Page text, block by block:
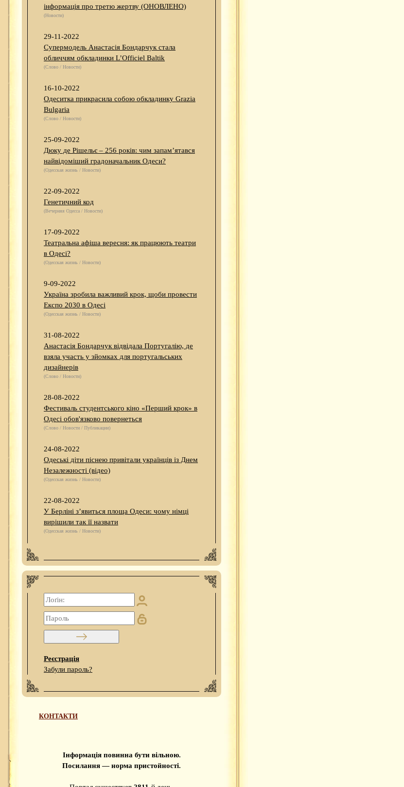
інформація про третю жертву (ОНОВЛЕНО)
(Новости)
29-11-2022
Супермодель Анастасія Бондарчук стала
обличчям обкладинки L’Officiel Baltik
(Слово / Новости)
16-10-2022
Одеситка прикрасила собою обкладинку Grazia
Bulgaria
(Слово / Новости)
25-09-2022
Дюку де Рішельє – 256 років: чим запам’ятався
найвідоміший градоначальник Одеси?
(Одесская жизнь / Новости)
22-09-2022
Генетичний код
(Вечерняя Одесса / Новости)
17-09-2022
Театральна афіша вересня: як працюють театри
в Одесі?
(Одесская жизнь / Новости)
9-09-2022
Україна зробила важливий крок, щоби провести
Експо 2030 в Одесі
(Одесская жизнь / Новости)
31-08-2022
Анастасія Бондарчук відвідала Португалію, де
взяла участь у зйомках для португальських
дизайнерів
(Слово / Новости)
28-08-2022
Фестиваль студентського кіно «Перший крок» в
Одесі обов'язково повернеться
(Слово / Новости / Публикации)
24-08-2022
Одеські діти піснею привітали українців із Днем
Незалежності (відео)
(Одесская жизнь / Новости)
22-08-2022
У Берліні з’явиться площа Одеси: чому німці
вирішили так її назвати
(Одесская жизнь / Новости)
Реєстрація
Забули пароль?
КОНТАКТИ
Інформація повинна бути вільною.
Посилання — норма пристойності.